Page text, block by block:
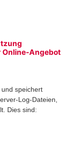
Online-Angebot
speichert
Log-Dateien,
Dies sind: